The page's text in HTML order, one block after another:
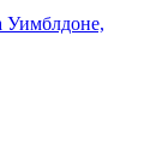
Уимблдоне,